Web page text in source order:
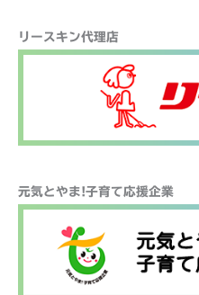
リースキン代理店
元気とやま!子育て応援企業